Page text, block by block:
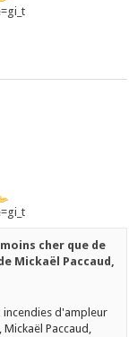
cher que de
Mickaël Paccaud,
d'ampleur
Paccaud,